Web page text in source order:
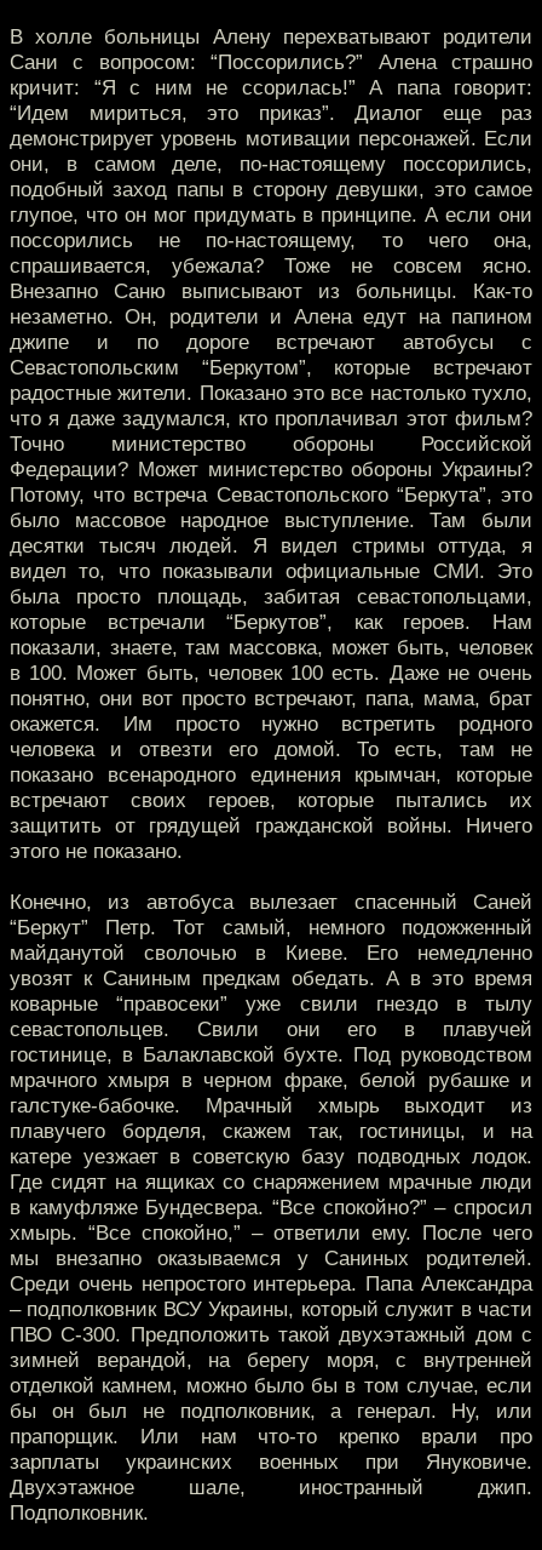
В холле больницы Алену перехватывают родители
Сани с вопросом: “Поссорились?” Алена страшно
кричит: “Я с ним не ссорилась!” А папа говорит:
“Идем мириться, это приказ”. Диалог еще раз
демонстрирует уровень мотивации персонажей. Если
они, в самом деле, по-настоящему поссорились,
подобный заход папы в сторону девушки, это самое
глупое, что он мог придумать в принципе. А если они
поссорились не по-настоящему, то чего она,
спрашивается, убежала? Тоже не совсем ясно.
Внезапно Саню выписывают из больницы. Как-то
незаметно. Он, родители и Алена едут на папином
джипе и по дороге встречают автобусы с
Севастопольским “Беркутом”, которые встречают
радостные жители. Показано это все настолько тухло,
что я даже задумался, кто проплачивал этот фильм?
Точно министерство обороны Российской
Федерации? Может министерство обороны Украины?
Потому, что встреча Севастопольского “Беркута”, это
было массовое народное выступление. Там были
десятки тысяч людей. Я видел стримы оттуда, я
видел то, что показывали официальные СМИ. Это
была просто площадь, забитая севастопольцами,
которые встречали “Беркутов”, как героев. Нам
показали, знаете, там массовка, может быть, человек
в 100. Может быть, человек 100 есть. Даже не очень
понятно, они вот просто встречают, папа, мама, брат
окажется. Им просто нужно встретить родного
человека и отвезти его домой. То есть, там не
показано всенародного единения крымчан, которые
встречают своих героев, которые пытались их
защитить от грядущей гражданской войны. Ничего
этого не показано.
Конечно, из автобуса вылезает спасенный Саней
“Беркут” Петр. Тот самый, немного подожженный
майданутой сволочью в Киеве. Его немедленно
увозят к Саниным предкам обедать. А в это время
коварные “правосеки” уже свили гнездо в тылу
севастопольцев. Свили они его в плавучей
гостинице, в Балаклавской бухте. Под руководством
мрачного хмыря в черном фраке, белой рубашке и
галстуке-бабочке. Мрачный хмырь выходит из
плавучего борделя, скажем так, гостиницы, и на
катере уезжает в советскую базу подводных лодок.
Где сидят на ящиках со снаряжением мрачные люди
в камуфляже Бундесвера. “Все спокойно?” – спросил
хмырь. “Все спокойно,” – ответили ему. После чего
мы внезапно оказываемся у Саниных родителей.
Среди очень непростого интерьера. Папа Александра
– подполковник ВСУ Украины, который служит в части
ПВО С-300. Предположить такой двухэтажный дом с
зимней верандой, на берегу моря, с внутренней
отделкой камнем, можно было бы в том случае, если
бы он был не подполковник, а генерал. Ну, или
прапорщик. Или нам что-то крепко врали про
зарплаты украинских военных при Януковиче.
Двухэтажное шале, иностранный джип.
Подполковник.